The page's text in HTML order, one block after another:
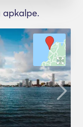
apkalpe.